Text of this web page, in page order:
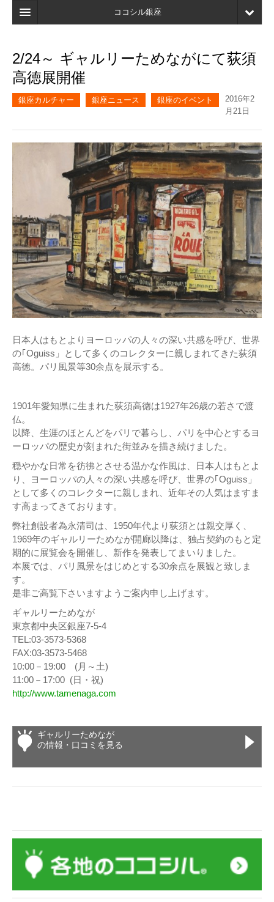
ココシル銀座
検索
店舗・施設最新情報
ブックマーク
2/24～ ギャルリーためながにて荻須
高徳展開催
銀座カルチャー 銀座ニュース 銀座のイベント
2016年2
月21日
日本人はもとよりヨーロッパの人々の深い共感を呼び、世界
の｢Oguiss」として多くのコレクターに親しまれてきた荻須
高徳。パリ風景等30余点を展示する。
1901年愛知県に生まれた荻須高徳は1927年26歳の若さで渡
仏。
以降、生涯のほとんどをパリで暮らし、パリを中心とするヨ
ーロッパの歴史が刻まれた街並みを描き続けました。
穏やかな日常を彷彿とさせる温かな作風は、日本人はもとよ
り、ヨーロッパの人々の深い共感を呼び、世界の｢Oguiss」
として多くのコレクターに親しまれ、近年その人気はますま
す高まってきております。
弊社創設者為永清司は、1950年代より荻須とは親交厚く、
1969年のギャルリーためなが開廊以降は、独占契約のもと定
期的に展覧会を開催し、新作を発表してまいりました。
本展では、パリ風景をはじめとする30余点を展観と致しま
す。
是非ご高覧下さいますようご案内申し上げます。
ギャルリーためなが
東京都中央区銀座7-5-4
TEL:03-3573-5368
FAX:03-3573-5468
10:00－19:00 (月～土)
11:00－17:00 (日・祝)
http://www.tamenaga.com
ギャルリーためなが
の情報・口コミを見る